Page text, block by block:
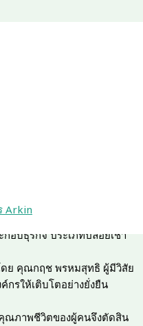
รับเหมาก่อสร้างถนน สะพาน
ธุรกิจประเภทอสังหาริมทรัพย์
ทปล่อยเช่าอาคารสำนักงาน
อบธุรกิจ ประเภทปล่อยเช่า
ดย คุณกฤช พรหมสุทธิ ผู้มีวิสัย
รให้เติบโตอย่างยั่งยืน
ณภาพชีวิตของผู้คนจึงตัดสิน